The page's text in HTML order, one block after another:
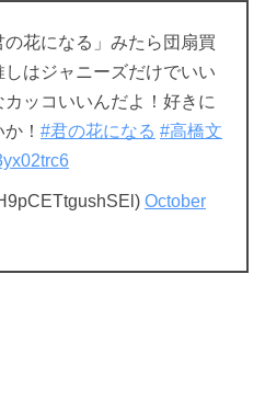
花になる」みたら団扇買
はジャニーズだけでいい
ッコいいんだよ！好きに
！ #君の花になる #高橋文
October